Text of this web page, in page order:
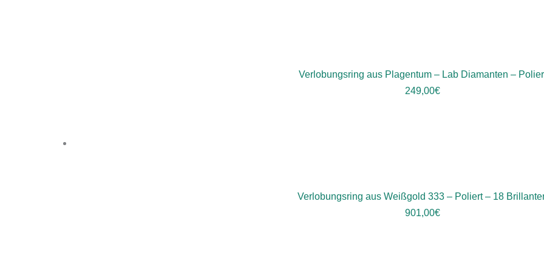
Verlobungsring aus Plagentum – Lab Diamanten –
249,00€
Verlobungsring aus Weißgold 333 – Poliert – 18
901,00€